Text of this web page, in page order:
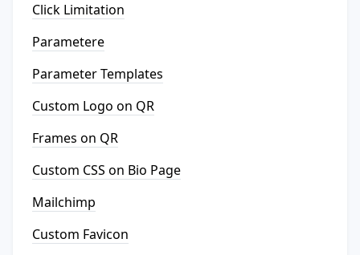
Click Limitation
Parametere
Parameter Templates
Custom Logo on QR
Frames on QR
Custom CSS on Bio Page
Mailchimp
Custom Favicon